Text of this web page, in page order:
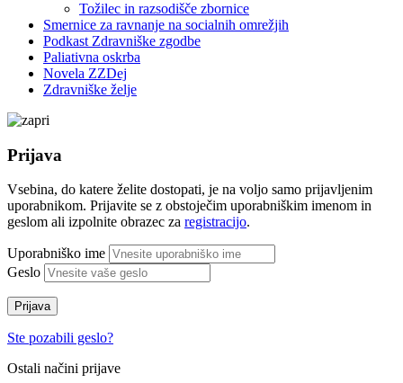
Tožilec in razsodišče zbornice
Smernice za ravnanje na socialnih omrežjih
Podkast Zdravniške zgodbe
Paliativna oskrba
Novela ZZDej
Zdravniške želje
Prijava
Vsebina, do katere želite dostopati, je na voljo samo prijavljenim
uporabnikom. Prijavite se z obstoječim uporabniškim imenom in
geslom ali izpolnite obrazec za registracijo.
Uporabniško ime
Geslo
Prijava
Ste pozabili geslo?
Ostali načini prijave